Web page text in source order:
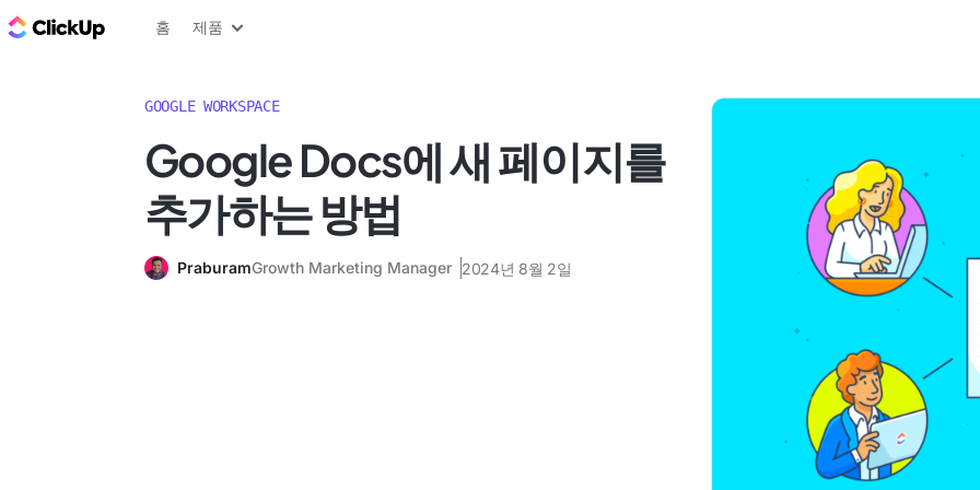
ClickUp 블로그
홈 제품
GOOGLE WORKSPACE
Google Docs에 새 페이지를
추가하는 방법
PraburamGrowth Marketing Manager 2024년 8월 2일